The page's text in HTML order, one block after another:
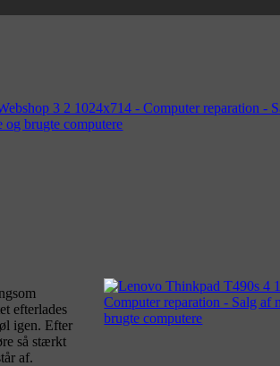
efterlades
igen. Efter
så stærkt
af.